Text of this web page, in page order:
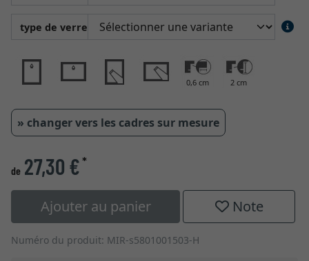
type de verre
0,6 cm 2 cm
» changer vers les cadres sur mesure
de 27,30 €*
Ajouter au panier Note
Numéro du produit: MIR-s5801001503-H